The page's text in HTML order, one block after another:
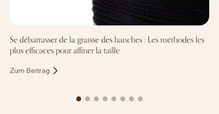
Se débarrasser de la graisse des hanches : Les méthodes les
plus efficaces pour affiner la taille
Zum Beitrag